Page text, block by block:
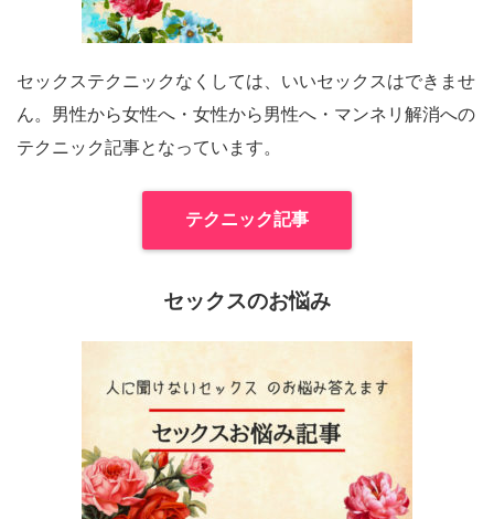
セックステクニックなくしては、いいセックスはできませ
ん。男性から女性へ・女性から男性へ・マンネリ解消への
テクニック記事となっています。
テクニック記事
セックスのお悩み